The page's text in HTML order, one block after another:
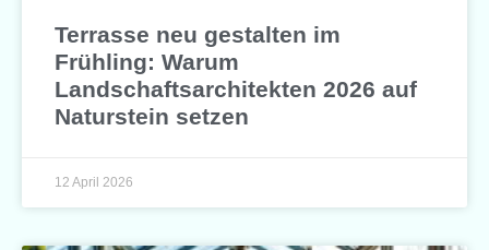
Terrasse neu gestalten im
Frühling: Warum
Landschaftsarchitekten 2026 auf
Naturstein setzen
12 April 2026